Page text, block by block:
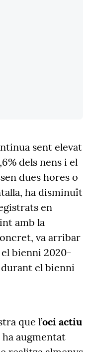
sent elevat
dels nens i el
dues hores o
ha disminuït
en
amb la
va arribar
el bienni 2020-
durant el bienni
que l’oci actiu
ha augmentat